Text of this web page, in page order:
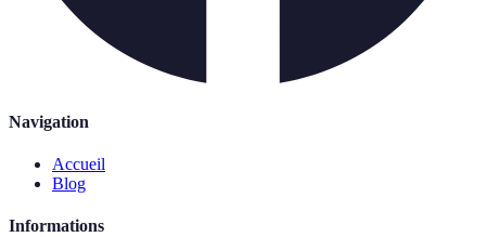
Navigation
Accueil
Blog
Informations